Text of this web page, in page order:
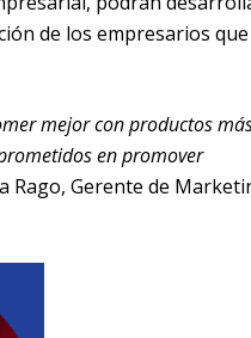
de los empresarios que
mejor con productos
en promover
Rago, Gerente de